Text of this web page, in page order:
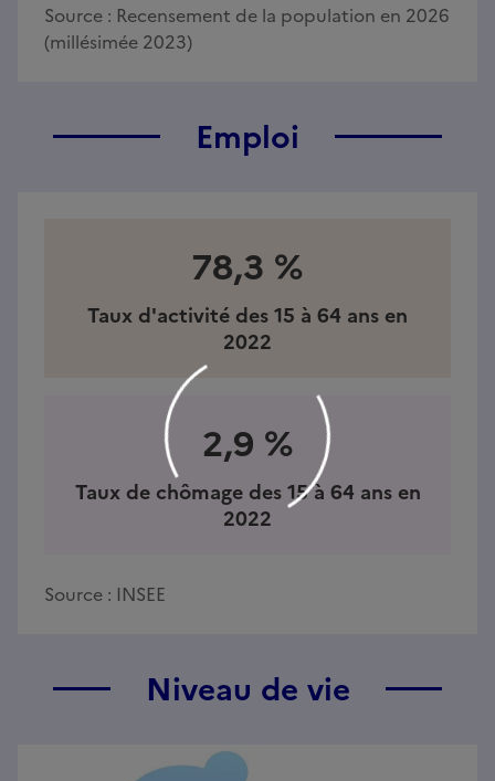
Source : Recensement de la population en 2026
(millésimée 2023)
Emploi
78,3 %
Taux d'activité des 15 à 64 ans en
2022
2,9 %
Taux de chômage des 15 à 64 ans en
2022
Source : INSEE
Niveau de vie